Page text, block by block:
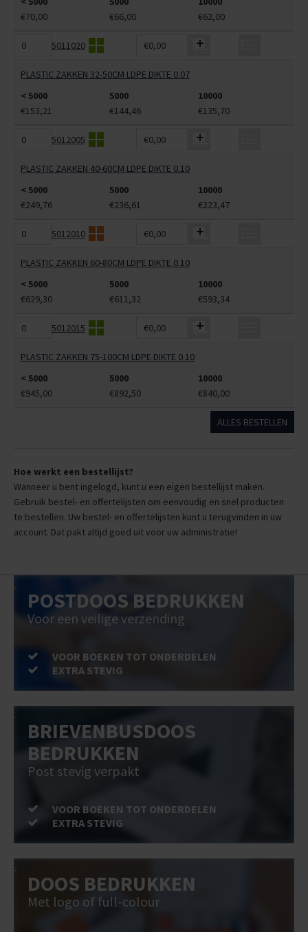
€70,00
€66,00 €62,00
5011020 €0,00
PLASTIC ZAKKEN 32-50CM LDPE DIKTE 0.07
< 5000
5000
10000
€153,21
€144,46 €135,70
5012005 €0,00
PLASTIC ZAKKEN 40-60CM LDPE DIKTE 0.10
< 5000
5000
10000
€249,76
€236,61 €223,47
5012010 €0,00
PLASTIC ZAKKEN 60-80CM LDPE DIKTE 0.10
< 5000
5000
10000
€629,30
€611,32 €593,34
5012015 €0,00
PLASTIC ZAKKEN 75-100CM LDPE DIKTE 0.10
< 5000
5000
10000
€945,00
€892,50 €840,00
ALLES BESTELLEN
Hoe werkt een bestellijst?
Wanneer u bent ingelogd, kunt u een eigen bestellijst maken.
Gebruik bestel- en offertelijsten om eenvoudig en snel producten
te bestellen. Uw bestel- en offertelijsten kunt u terugvinden in uw
account. Dat pakt altijd goed uit voor uw administratie!
POSTDOOS BEDRUKKEN
Voor een veilige verzending
VOOR BOEKEN TOT ONDERDELEN
EXTRA STEVIG
BRIEVENBUSDOOS
BEDRUKKEN
Post stevig verpakt
VOOR BOEKEN TOT ONDERDELEN
EXTRA STEVIG
DOOS BEDRUKKEN
Met logo of full-colour